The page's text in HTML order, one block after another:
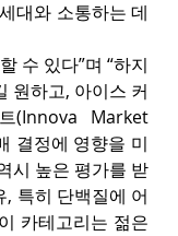
대와 소통하는 데
수 있다”며 “하지
원하고, 아이스 커
(Innova Market
결정에 영향을 미
시 높은 평가를 받
특히 단백질에 어
카테고리는 젊은